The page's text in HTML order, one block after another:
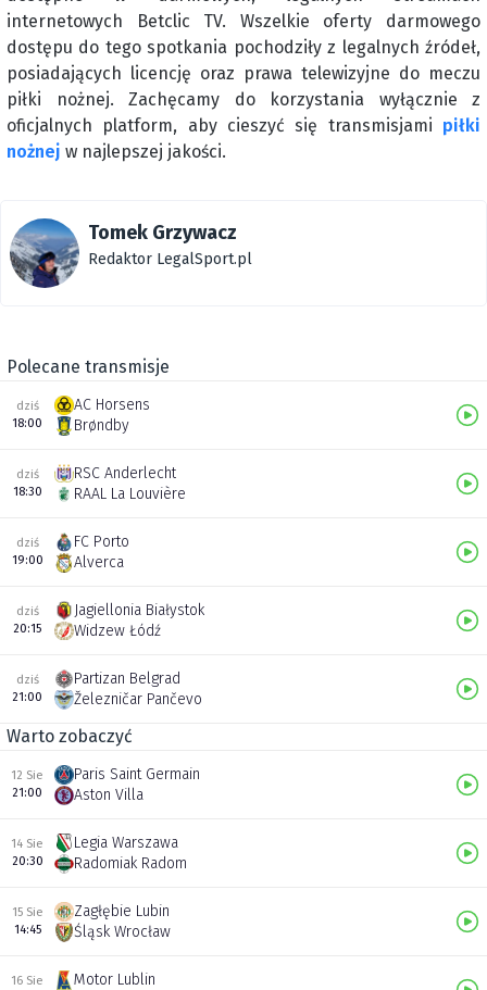
internetowych Betclic TV. Wszelkie oferty darmowego
dostępu do tego spotkania pochodziły z legalnych źródeł,
posiadających licencję oraz prawa telewizyjne do meczu
piłki nożnej. Zachęcamy do korzystania wyłącznie z
oficjalnych platform, aby cieszyć się transmisjami piłki
nożnej w najlepszej jakości.
Tomek Grzywacz
Redaktor LegalSport.pl
Polecane transmisje
dziś
18:00
AC Horsens
Brøndby
dziś
18:30
RSC Anderlecht
RAAL La Louvière
dziś
19:00
FC Porto
Alverca
dziś
20:15
Jagiellonia Białystok
Widzew Łódź
dziś
21:00
Partizan Belgrad
Železničar Pančevo
Warto zobaczyć
12 Sie
21:00
Paris Saint Germain
Aston Villa
14 Sie
20:30
Legia Warszawa
Radomiak Radom
15 Sie
14:45
Zagłębie Lubin
Śląsk Wrocław
16 Sie
Motor Lublin